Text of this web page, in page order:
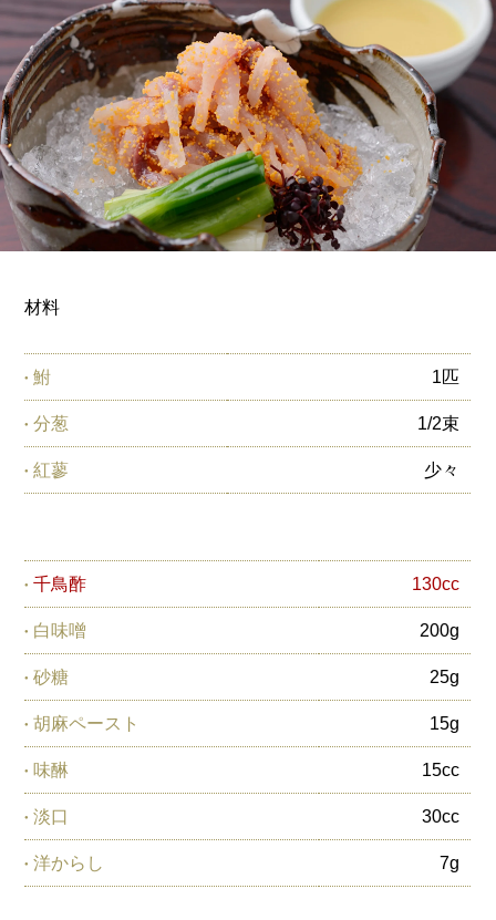
材料
鮒 1匹
分葱 1/2束
紅蓼 少々
千鳥酢 130cc
白味噌 200g
砂糖 25g
胡麻ペースト 15g
味醂 15cc
淡口 30cc
洋からし 7g